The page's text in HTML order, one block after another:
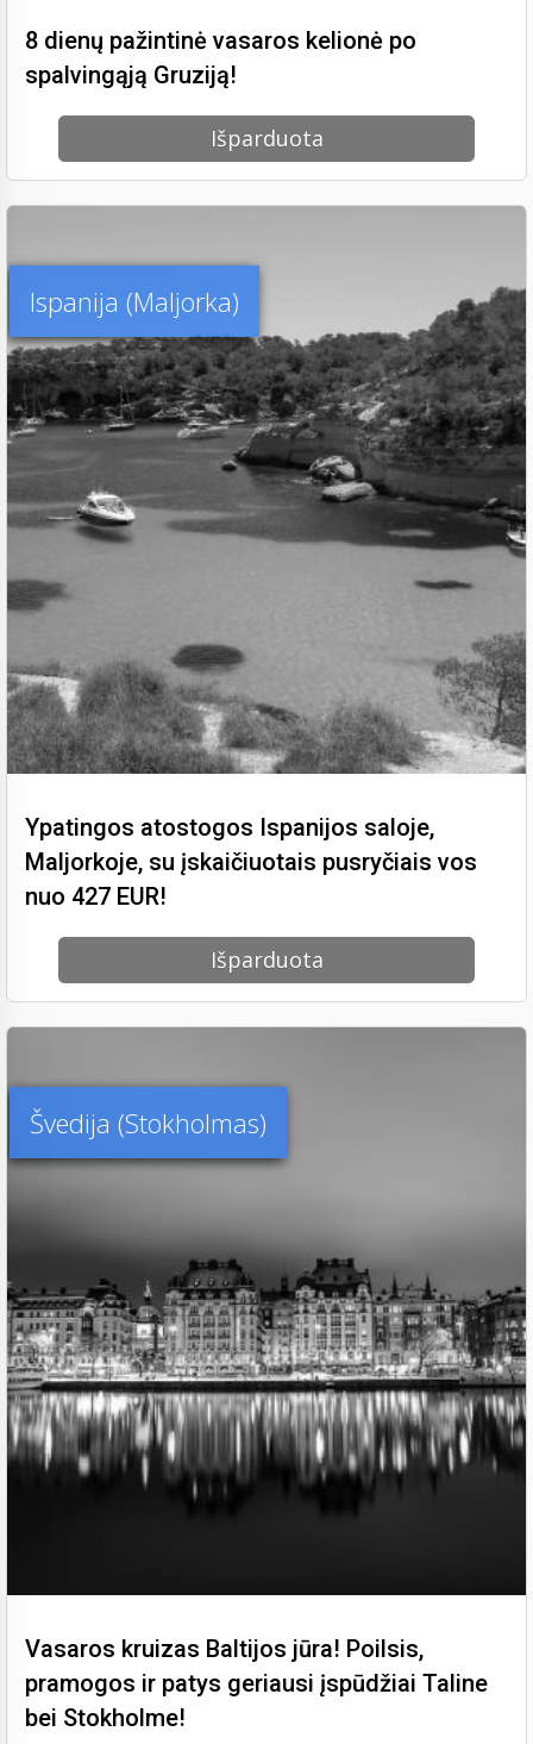
8 dienų pažintinė vasaros kelionė po
spalvingąją Gruziją!
Išparduota
Ispanija (Maljorka)
Ypatingos atostogos Ispanijos saloje,
Maljorkoje, su įskaičiuotais pusryčiais vos
nuo 427 EUR!
Išparduota
Švedija (Stokholmas)
Vasaros kruizas Baltijos jūra! Poilsis,
pramogos ir patys geriausi įspūdžiai Taline
bei Stokholme!